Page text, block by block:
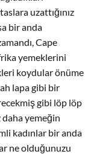
uzattığınız
bir anda
Cape
yemeklerini
koydular önüme
lapa gibi bir
gibi löp löp
daha yemeğin
kadınlar bir anda
ne olduğunuzu